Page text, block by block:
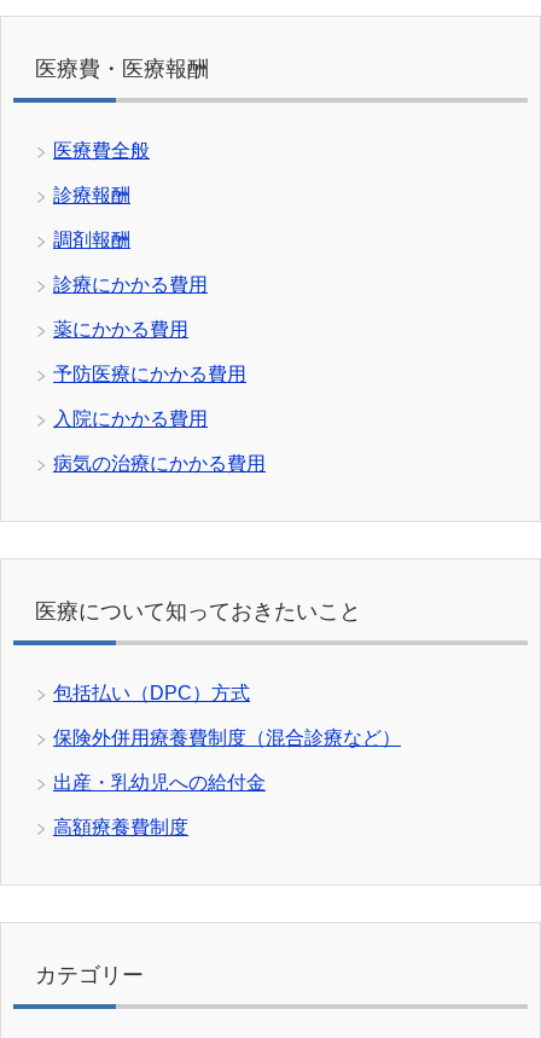
医療費・医療報酬
医療費全般
診療報酬
調剤報酬
診療にかかる費用
薬にかかる費用
予防医療にかかる費用
入院にかかる費用
病気の治療にかかる費用
医療について知っておきたいこと
包括払い（DPC）方式
保険外併用療養費制度（混合診療など）
出産・乳幼児への給付金
高額療養費制度
カテゴリー